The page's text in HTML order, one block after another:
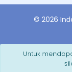
Untuk
© 2026